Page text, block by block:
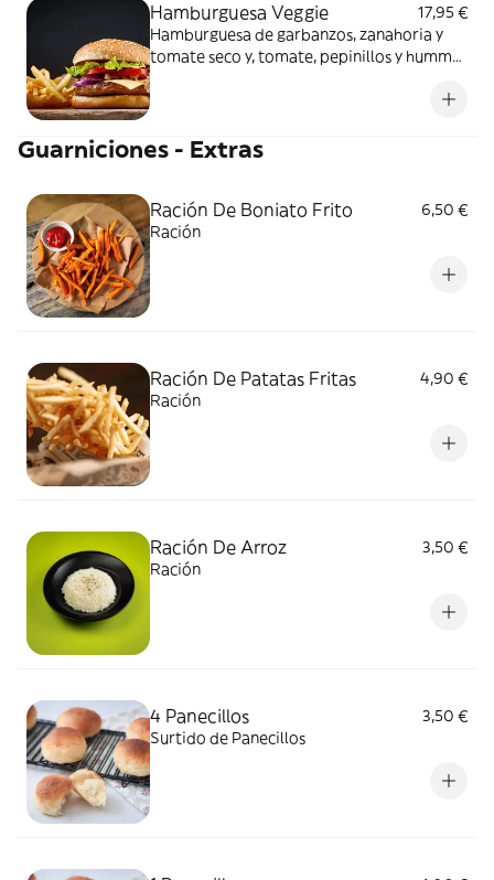
Hamburguesa Veggie
17,95 €
Hamburguesa de garbanzos, zanahoria y
tomate seco y, tomate, pepinillos y hummus
Guarniciones - Extras
Ración De Boniato Frito
6,50 €
Ración
Ración De Patatas Fritas
4,90 €
Ración
Ración De Arroz
3,50 €
Ración
4 Panecillos
3,50 €
Surtido de Panecillos